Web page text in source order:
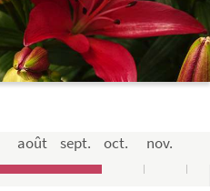
août sept. oct. nov.